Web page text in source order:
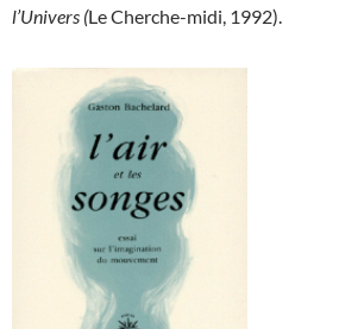
l’Univers (Le Cherche-midi, 1992).